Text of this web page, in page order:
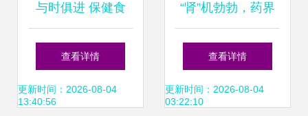
与时俱进 保健食
品、医药品牌设计
与药品批发的时代
查看详情
更新时间：2026-08-04
13:40:56
“肾”机勃勃，药界
传奇 通路比广告更
重要
查看详情
更新时间：2026-08-04
03:22:10